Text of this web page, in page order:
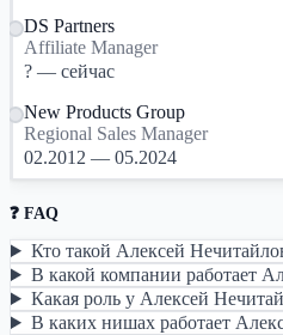
DS Partners
Affiliate Manager
? — сейчас
New Products Group
Regional Sales Manager
02.2012 — 05.2024
❓ FAQ
Кто такой Алексей
В какой компании работает
Какая роль у Алексей
В каких нишах работает